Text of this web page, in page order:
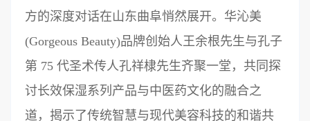
方的深度对话在山东曲阜悄然展开。华沁美
(Gorgeous Beauty)品牌创始人王余根先生与孔子
第 75 代圣术传人孔祥棣先生齐聚一堂，共同探
讨长效保湿系列产品与中医药文化的融合之
道，揭示了传统智慧与现代美容科技的和谐共